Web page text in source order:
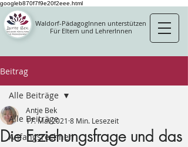
googleb870f7f9e20f2eee.html
Waldorf-PädagogInnen unterstützen
Für Eltern und LehrerInnen
Beitrag
Alle Beiträge
Anfangsrechnen
Alle Beiträge
Die Erziehungsfrage und das
Antje Bek
17. Mai 2021 8 Min. Lesezeit